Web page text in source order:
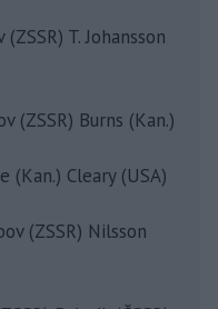
T. Johansson
(ZSSR) Burns (Kan.)
(Kan.) Cleary (USA)
(ZSSR) Nilsson